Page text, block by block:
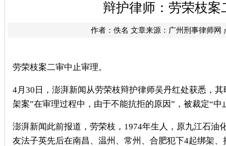
辩护律师：劳荣枝
作者：佚名 文章来源： 广州刑事律师网
劳荣枝案二审中止审理。
4月30日，澎湃新闻从劳荣枝辩护律师吴丹红处获悉，
架案”在审理过程中，由于不能抗拒的原因”，被裁定“中
澎湃新闻此前报道，劳荣枝，1974年生人，原九江石油
友法子英先后在南昌、温州、常州、合肥犯下4起绑架